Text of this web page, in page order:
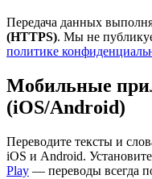
Передача данных
(HTTPS). Мы не
политике
Мобильные
(iOS/Android)
Переводите тексты и
iOS и Android.
Play — переводы всегда